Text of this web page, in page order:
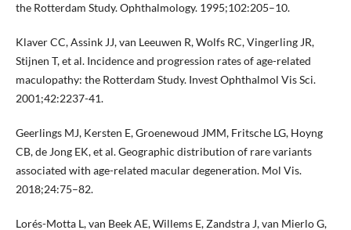
the Rotterdam Study. Ophthalmology. 1995;102:205–10.
Klaver CC, Assink JJ, van Leeuwen R, Wolfs RC, Vingerling JR,
Stijnen T, et al. Incidence and progression rates of age-related
maculopathy: the Rotterdam Study. Invest Ophthalmol Vis Sci.
2001;42:2237-41.
Geerlings MJ, Kersten E, Groenewoud JMM, Fritsche LG, Hoyng
CB, de Jong EK, et al. Geographic distribution of rare variants
associated with age-related macular degeneration. Mol Vis.
2018;24:75–82.
Lorés-Motta L, van Beek AE, Willems E, Zandstra J, van Mierlo G,